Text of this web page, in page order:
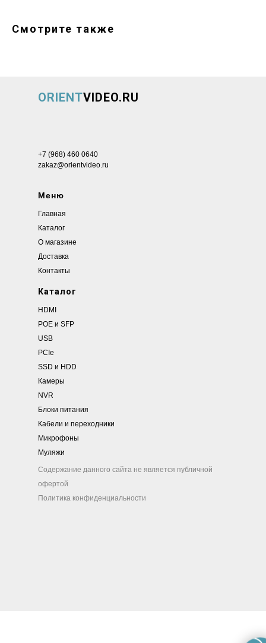
Смотрите также
+7 (968) 460 0640
zakaz@orientvideo.ru
Меню
Главная
Каталог
О магазине
Доставка
Контакты
Каталог
HDMI
POE и SFP
USB
PCIe
SSD и HDD
Камеры
NVR
Блоки питания
Кабели и переходники
Микрофоны
Муляжи
ORIENTVIDEO.RU
Содержание данного сайта не является публичной
офертой
Политика конфиденциальности